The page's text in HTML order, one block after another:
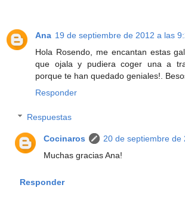
Ana 19 de septiembre de 2012 a las
Hola Rosendo, me encantan estas
que ojala y pudiera coger una a
porque te han quedado geniales!.
Responder
Respuestas
Cocinaros
20 de septiembre de
Muchas gracias Ana!
Responder